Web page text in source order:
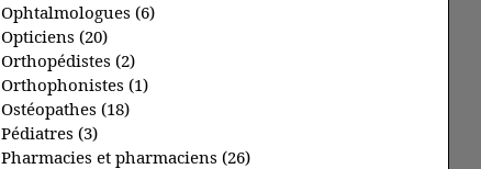
Ophtalmologues (6)
Opticiens (20)
Orthopédistes (2)
Orthophonistes (1)
Ostéopathes (18)
Pédiatres (3)
Pharmacies et pharmaciens (26)